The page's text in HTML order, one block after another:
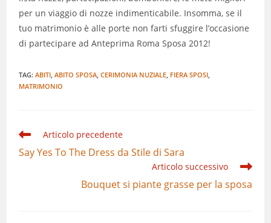
per un viaggio di nozze indimenticabile. Insomma, se il
tuo matrimonio è alle porte non farti sfuggire l’occasione
di partecipare ad Anteprima Roma Sposa 2012!
TAG:ABITI ABITO SPOSA CERIMONIA NUZIALE FIERA SPOSI
MATRIMONIO
Leggi
articoli
Articolo precedente
Say Yes To The Dress da Stile di Sara
Articolo successivo
Bouquet si piante grasse per la sposa